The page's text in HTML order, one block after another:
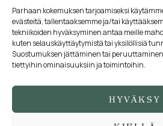
Parhaan kokemuksen tarjoamiseksi
evästeitä, tallentaaksemme ja/tai
tekniikoiden hyväksyminen antaa meille
kuten selauskäyttäytymistä tai yksilöllisiä
Suostumuksen jättäminen tai
tiettyihin ominaisuuksiin ja toimintoihin.
HYVÄKSY
Omat koulutukset
EHDOT
Tilaus- ja toimitusehdot
Rekisteri- ja tietosuojaseloste